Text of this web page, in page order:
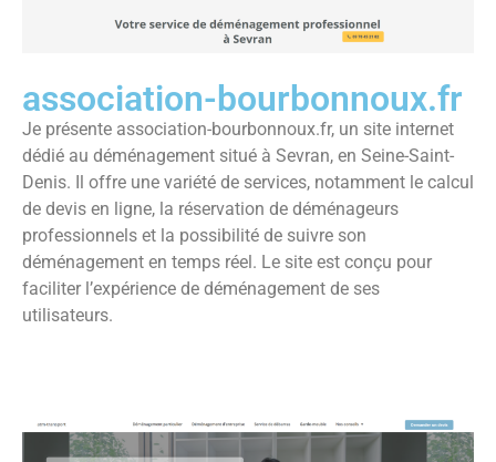
association-bourbonnoux.fr
Je présente association-bourbonnoux.fr, un site internet
dédié au déménagement situé à Sevran, en Seine-Saint-
Denis. Il offre une variété de services, notamment le calcul
de devis en ligne, la réservation de déménageurs
professionnels et la possibilité de suivre son
déménagement en temps réel. Le site est conçu pour
faciliter l’expérience de déménagement de ses
utilisateurs.